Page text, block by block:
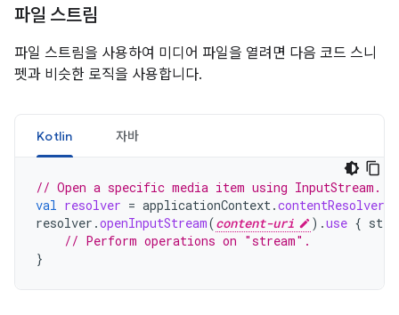
파일 스트림
파일 스트림을 사용하여 미디어 파일을 열려면 다음 코드 스니
펫과 비슷한 로직을 사용합니다.
Kotlin 자바
// Open a specific media item using InputStream.
val resolver = applicationContext.contentResolver
resolver .openInputStream(content-uri ).use {
// Perform operations on "stream".
}